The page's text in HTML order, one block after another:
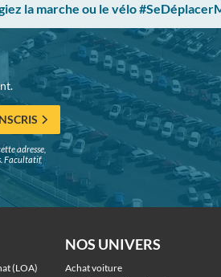
la marche ou le vélo
adresse,
Facultatif,
(LOA)
NOS UNIVERS
Achat voiture